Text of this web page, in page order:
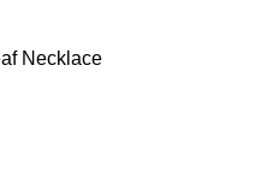
Necklace